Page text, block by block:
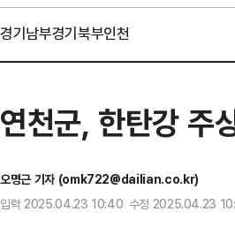
경기남부경기북부인천
연천군, 한탄강 주
오명근 기자 (omk722@dailian.co.kr)
입력 2025.04.23 10:40 수정 2025.04.23